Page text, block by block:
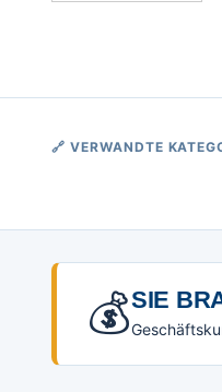
🔗 VERWANDTE
💰SIE